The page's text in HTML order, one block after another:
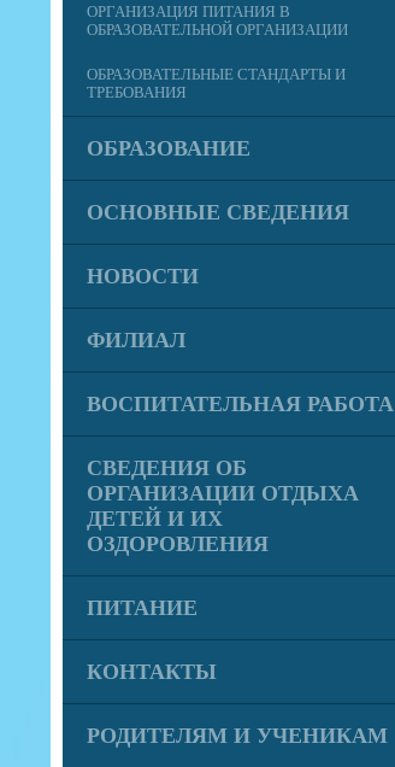
ОРГАНИЗАЦИЯ ПИТАНИЯ В
ОБРАЗОВАТЕЛЬНОЙ ОРГАНИЗАЦИИ
ОБРАЗОВАТЕЛЬНЫЕ СТАНДАРТЫ И
ТРЕБОВАНИЯ
ОБРАЗОВАНИЕ
ОСНОВНЫЕ СВЕДЕНИЯ
НОВОСТИ
ФИЛИАЛ
ВОСПИТАТЕЛЬНАЯ РАБОТА
СВЕДЕНИЯ ОБ
ОРГАНИЗАЦИИ ОТДЫХА
ДЕТЕЙ И ИХ
ОЗДОРОВЛЕНИЯ
ПИТАНИЕ
КОНТАКТЫ
РОДИТЕЛЯМ И УЧЕНИКАМ